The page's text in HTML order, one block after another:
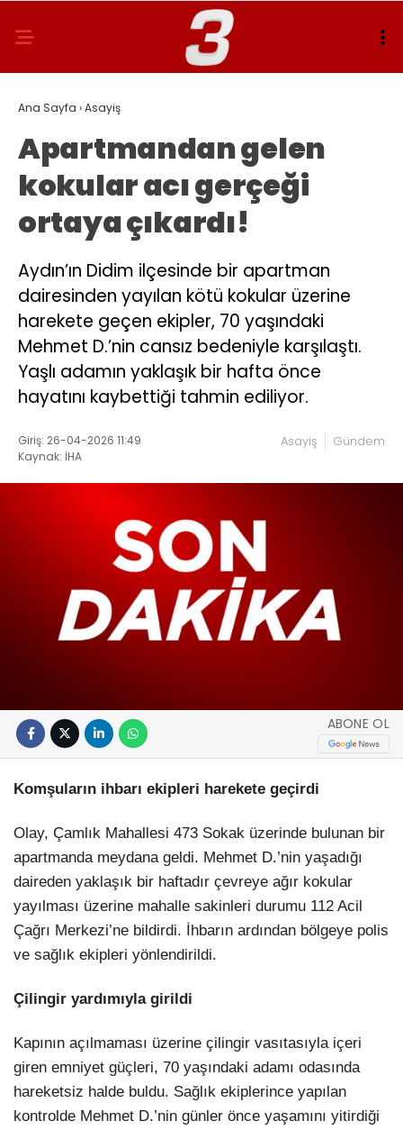
Ana Sayfa ›Asayiş
Apartmandan gelen
kokular acı gerçeği
ortaya çıkardı!
Aydın’ın Didim ilçesinde bir apartman
dairesinden yayılan kötü kokular üzerine
harekete geçen ekipler, 70 yaşındaki
Mehmet D.’nin cansız bedeniyle karşılaştı.
Yaşlı adamın yaklaşık bir hafta önce
hayatını kaybettiği tahmin ediliyor.
Giriş: 26-04-2026 11:49
Kaynak: İHA
Asayiş Gündem
ABONE OL
Komşuların ihbarı ekipleri harekete geçirdi
Olay, Çamlık Mahallesi 473 Sokak üzerinde bulunan bir
apartmanda meydana geldi. Mehmet D.’nin yaşadığı
daireden yaklaşık bir haftadır çevreye ağır kokular
yayılması üzerine mahalle sakinleri durumu 112 Acil
Çağrı Merkezi’ne bildirdi. İhbarın ardından bölgeye polis
ve sağlık ekipleri yönlendirildi.
Çilingir yardımıyla girildi
Kapının açılmaması üzerine çilingir vasıtasıyla içeri
giren emniyet güçleri, 70 yaşındaki adamı odasında
hareketsiz halde buldu. Sağlık ekiplerince yapılan
kontrolde Mehmet D.’nin günler önce yaşamını yitirdiği